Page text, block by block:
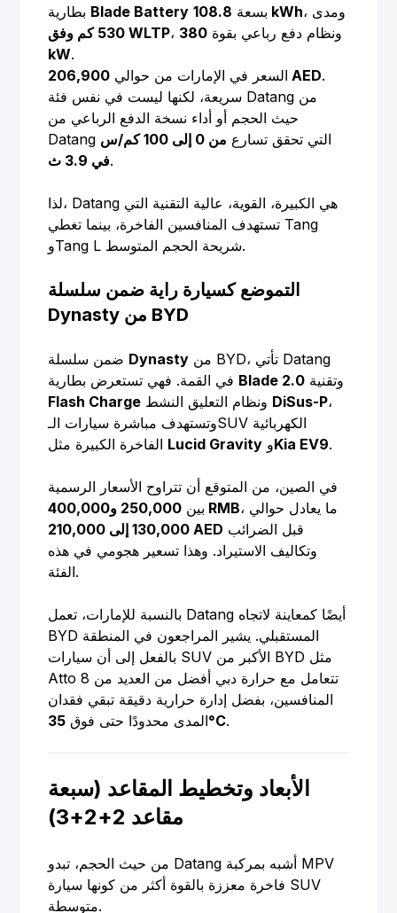
Blade Battery بسعة 108.8 kWh ، ومدى
530 كم وفق WLTP
، ونظام دفع رباعي بقوة 380
kW.
السعر في الإمارات من حوالي 206,900 AED.
سريعة، لكنها ليست في نفس فئة Datang من
حيث الحجم أو أداء نسخة الدفع الرباعي من
Datang التي تحقق تسارع
من 0 إلى 100 كم/س
في 3.9 ث.
لذا، Datang هي الكبيرة، القوية، عالية التقنية التي
تستهدف المنافسين الفاخرة، بينما تغطي Tang
وTang L شريحة الحجم المتوسط.
التموضع كسيارة راية ضمن سلسلة
Dynasty من BYD
Dynasty
Blade 2.0 وتقنية
Flash Charge
DiSus-P،
وتستهدف مباشرة سيارات الـSUV الكهربائية
Lucid Gravity وKia EV9.
في الصين، من المتوقع أن تتراوح الأسعار الرسمية
بين 250,000 و400,000 RMB ، ما يعادل حوالي
130,000 إلى 210,000 AED
وتكاليف الاستيراد. وهذا تسعير هجومي في هذه
الفئة.
بالنسبة للإمارات، تعمل Datang أيضًا كمعاينة لاتجاه
BYD المستقبلي. يشير المراجعون في المنطقة
بالفعل إلى أن سيارات SUV الأكبر من BYD مثل
Atto 8 تتعامل مع حرارة دبي أفضل من العديد من
المنافسين، بفضل إدارة حرارية دقيقة تبقي فقدان
المدى محدودًا حتى فوق35°C.
الأبعاد وتخطيط المقاعد (سبعة
مقاعد 2+2+3)
من حيث الحجم، تبدو Datang أشبه بمركبة MPV
فاخرة معززة بالقوة أكثر من كونها سيارة SUV
متوسطة.